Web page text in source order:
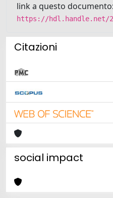
link a questo documento:
https://hdl.handle.net/
Citazioni
social impact